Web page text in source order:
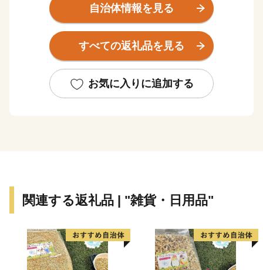
一方で、ラムサール条約に指定されている日本を代表す
る渡り鳥の中継地「ウトナイ湖」や溶岩ドームを持つ世
界的にも珍しい三重式火山の「樽前山」があり、豊かな
【ワンストップ特例申請書送付先】
自治体情報を見る
すべての返礼品を見る
お気に入りに追加する
関連する返礼品 | "雑貨・日用品"